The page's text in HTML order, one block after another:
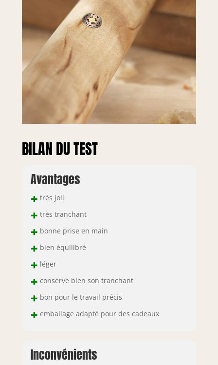
BILAN DU TEST
Avantages
+ très joli
+ très tranchant
+ bonne prise en main
+ bien équilibré
+ léger
+ conserve bien son tranchant
+ bon pour le travail précis
+ emballage adapté pour des cadeaux
Inconvénients